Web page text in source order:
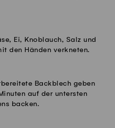
Ei, Knoblauch, Salz und
den Händen verkneten.
Backblech geben
auf der untersten
backen.